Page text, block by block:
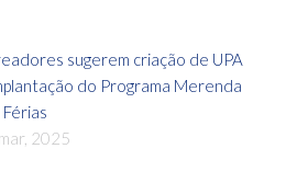
sugerem criação de UPA
do Programa Merenda
Férias
2025